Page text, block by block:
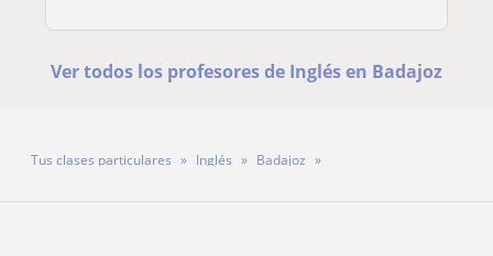
Ver todos los profesores de Inglés en Badajoz
Tus clases particulares Inglés
Badajoz